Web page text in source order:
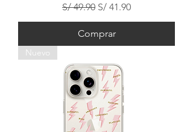
Precio
S/ 49.90 Precio de oferta
S/ 41.90
Comprar
Nuevo